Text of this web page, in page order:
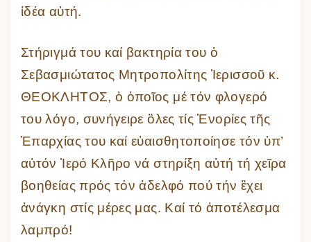
ἰδέα αὐτή.
Στήριγμά του καί βακτηρία του ὁ
Σεβασμιώτατος Μητροπολίτης Ἱερισσοῦ κ.
ΘΕΟΚΛΗΤΟΣ, ὁ ὁποῖος μέ τόν φλογερό
του λόγο, συνήγειρε ὃλες τίς Ἑνορίες τῆς
Ἐπαρχίας του καί εὐαισθητοποίησε τόν ὑπ’
αὐτόν Ἱερό Κλῆρο νά στηρίξη αὐτή τή χεῖρα
βοηθείας πρός τόν ἀδελφό πού τήν ἒχει
ἀνάγκη στίς μέρες μας. Καί τό ἀποτέλεσμα
λαμπρό!